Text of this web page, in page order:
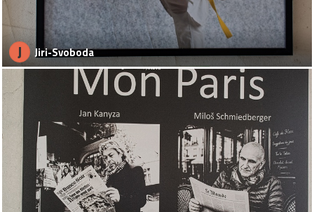
J Jiri-Svoboda